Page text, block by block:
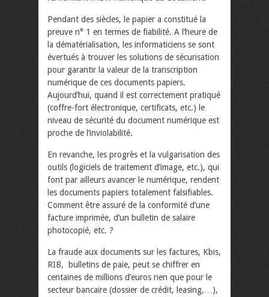
Pendant des siècles, le papier a constitué la
preuve n° 1 en termes de fiabilité. A l’heure de
la dématérialisation, les informaticiens se sont
évertués à trouver les solutions de sécurisation
pour garantir la valeur de la transcription
numérique de ces documents papiers.
Aujourd’hui, quand il est correctement pratiqué
(coffre-fort électronique, certificats, etc.) le
niveau de sécurité du document numérique est
proche de l’inviolabilité.
En revanche, les progrès et la vulgarisation des
outils (logiciels de traitement d’image, etc.), qui
font par ailleurs avancer le numérique, rendent
les documents papiers totalement falsifiables.
Comment être assuré de la conformité d’une
facture imprimée, d’un bulletin de salaire
photocopié, etc. ?
La fraude aux documents sur les factures, Kbis,
RIB, bulletins de paie, peut se chiffrer en
centaines de millions d’euros rien que pour le
secteur bancaire (dossier de crédit, leasing,…),